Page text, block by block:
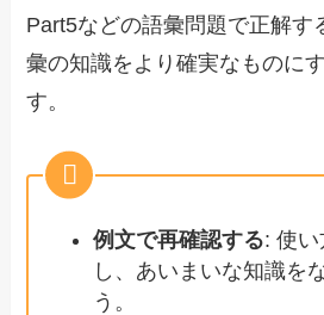
Part5などの語彙問題で正解す
彙の知識をより確実なものに
す。
例文で再確認する: 使
し、あいまいな知識を
う。